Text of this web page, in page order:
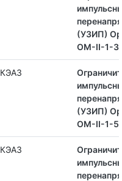
(УЗИП)
OM-II-1-
КЭАЗ
(УЗИП)
OM-II-1-
КЭАЗ